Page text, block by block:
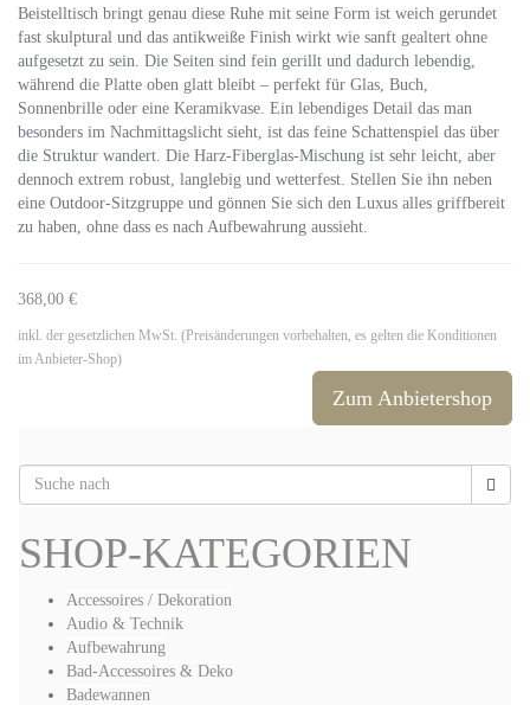
Beistelltisch bringt genau diese Ruhe mit seine Form ist weich gerundet
fast skulptural und das antikweiße Finish wirkt wie sanft gealtert ohne
aufgesetzt zu sein. Die Seiten sind fein gerillt und dadurch lebendig,
während die Platte oben glatt bleibt – perfekt für Glas, Buch,
Sonnenbrille oder eine Keramikvase. Ein lebendiges Detail das man
besonders im Nachmittagslicht sieht, ist das feine Schattenspiel das über
die Struktur wandert. Die Harz-Fiberglas-Mischung ist sehr leicht, aber
dennoch extrem robust, langlebig und wetterfest. Stellen Sie ihn neben
eine Outdoor-Sitzgruppe und gönnen Sie sich den Luxus alles griffbereit
zu haben, ohne dass es nach Aufbewahrung aussieht.
368,00 €
inkl. der gesetzlichen MwSt. (Preisänderungen vorbehalten, es gelten die Konditionen
im Anbieter-Shop)
Zum Anbietershop
SHOP-KATEGORIEN
Accessoires / Dekoration
Audio & Technik
Aufbewahrung
Bad-Accessoires & Deko
Badewannen